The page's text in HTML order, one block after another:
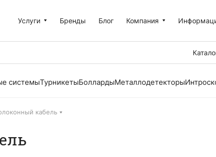
Услуги Бренды Блог Компания
системыТурникетыБоллардыМеталлодетекторы
кабель